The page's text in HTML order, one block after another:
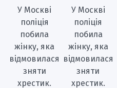
У Москві
поліція
побила
жінку, яка
відмовилася
зняти
хрестик.
У Москві
поліція
побила
жінку, яка
відмовилася
зняти
хрестик.